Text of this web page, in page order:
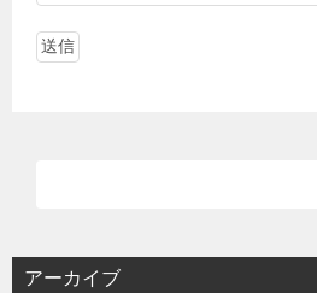
アーカイブ